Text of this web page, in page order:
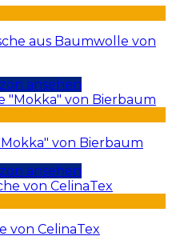
aus Baumwolle von
ansehen
von Bierbaum
ansehen
von CelinaTex